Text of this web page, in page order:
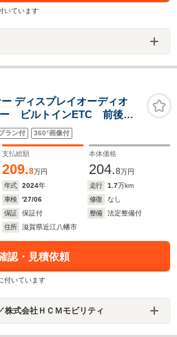
いています
ディスプレイオーディオ
ー ビルトインETC 前後ド
ドスポットモニター 当店
センサー認定検査済車両 修
ラン付 360°画像付
支払総額
209.8万円
本体価格
204.8万円
年式
2024年 走行 1.7万km
車検
'27/06 修復
なし
保証
保証付 整備
法定整備付
住所
滋賀県近江八幡市
認・見積依頼
付いています
株式会社ＨＣＭモビリティ